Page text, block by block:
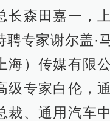
长森田嘉一，
聘专家谢尔盖·
海）传媒有限
级专家白伦，
裁、通用汽车